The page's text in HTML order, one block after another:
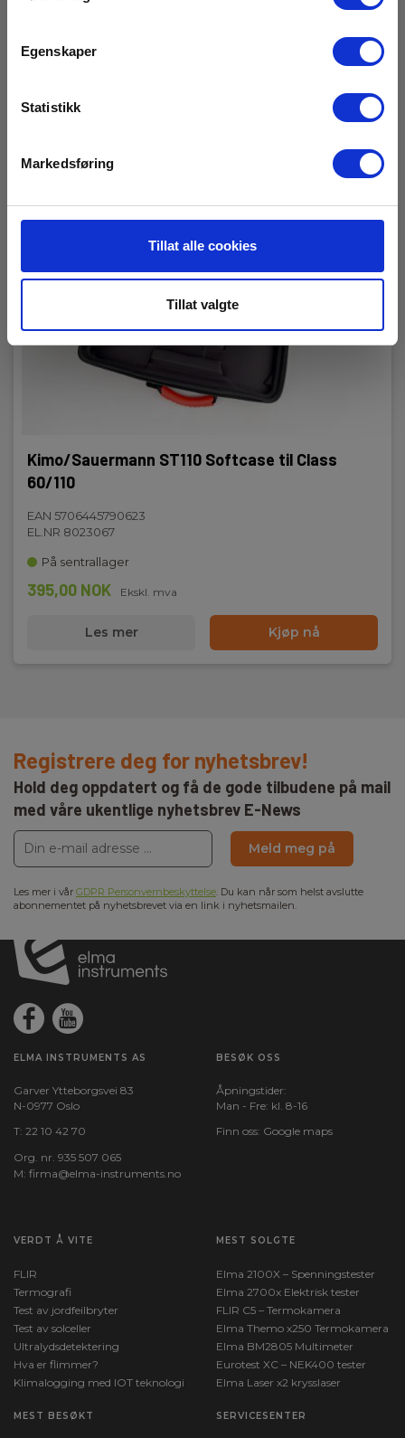
Egenskaper
Statistikk
Markedsføring
Tillat alle cookies
Tillat valgte
Kimo/Sauermann ST110 Softcase til Class
60/110
EAN 5706445790623
EL.NR 8023067
På sentrallager
395,00 NOK Ekskl. mva
Les mer Kjøp nå
Registrere deg for nyhetsbrev!
Hold deg oppdatert og få de gode tilbudene på mail
med våre ukentlige nyhetsbrev E-News
Meld meg på
Les mer i vår GDPR Personvernbeskyttelse. Du kan når som helst avslutte
abonnementet på nyhetsbrevet via en link i nyhetsmailen.
ELMA INSTRUMENTS AS
Garver Ytteborgsvei 83
N-0977 Oslo
T: 22 10 42 70
Org. nr. 935 507 065
M: firma@elma-instruments.no​
BESØK OSS
Åpningstider:
Man - Fre: kl. 8-16
Finn oss: Google maps
VERDT Å VITE
FLIR
Termografi
Test av jordfeilbryter
Test av solceller
Ultralydsdetektering
Hva er flimmer?
Klimalogging med IOT teknologi
MEST SOLGTE
Elma 2100X – Spenningstester
Elma 2700x Elektrisk tester
FLIR C5 – Termokamera
Elma Themo x250 Termokamera
Elma BM2805 Multimeter
Eurotest XC – NEK400 tester
Elma Laser x2 krysslaser
MEST BESØKT SERVICESENTER